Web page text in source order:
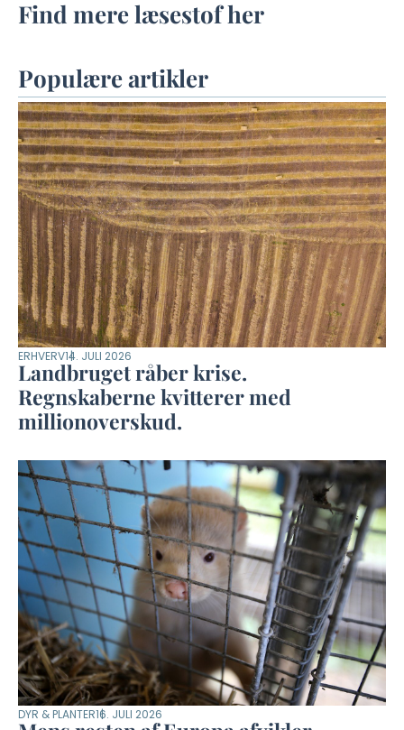
Find mere læsestof her
Populære artikler
ERHVERV14. JULI 2026
Landbruget råber krise.
Regnskaberne kvitterer med
millionoverskud.
DYR & PLANTER16. JULI 2026